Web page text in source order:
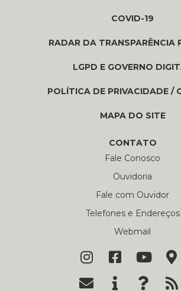
COVID-19
RADAR DA TRANSPARÊNCIA
LGPD E GOVERNO
POLÍTICA DE PRIVACIDADE /
MAPA DO SITE
CONTATO
Fale Conosco
Ouvidoria
Fale com Ouvidor
Telefones e Endereços
Webmail